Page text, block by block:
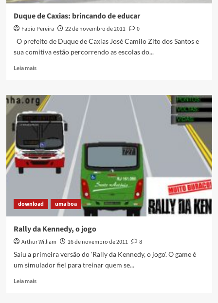
Duque de Caxias: brincando de educar
Fabio Pereira 22 de novembro de 2011
0
O prefeito de Duque de Caxias José Camilo Zito dos Santos e
sua comitiva estão percorrendo as escolas do...
Leia maisRead
Duque
de
Caxias:
brincando
educar
download uma boa
Rally da Kennedy, o jogo
Arthur William 16 de novembro de 2011
8
Saiu a primeira versão do 'Rally da Kennedy, o jogo'. O game é
um simulador fiel para treinar quem se...
Leia maisRead